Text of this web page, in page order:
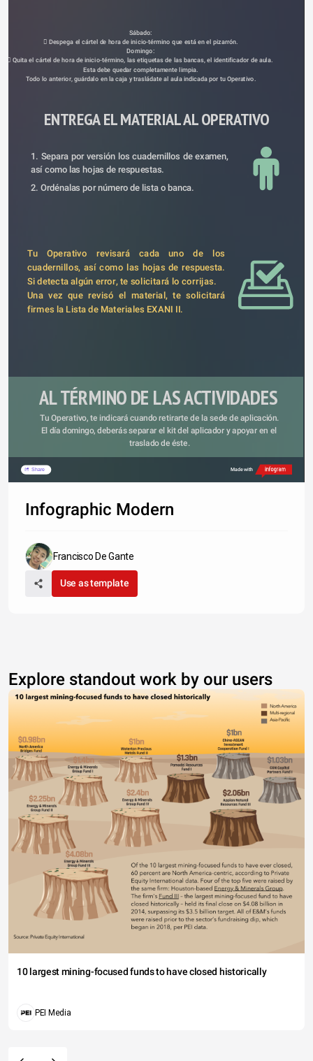
Sábado:
 Despega el cártel de hora de inicio-término que está en el pizarrón.
Domingo:
 Quita el cártel de hora de inicio-término, las etiquetas de las bancas, el identificador de aula.
Esta debe quedar completamente limpia.
Todo lo anterior, guárdalo en la caja y trasládate al aula indicada por tu Operativo.
ENTREGA EL MATERIAL AL OPERATIVO
1. Separa por versión los cuadernillos de examen,
así como las hojas de respuestas.
2. Ordénalas por número de lista o banca.
Tu Operativo revisará cada uno de los
cuadernillos, así como las hojas de respuesta.
Si detecta algún error, te solicitará lo corrijas.
Una vez que revisó el material, te solicitará
firmes la Lista de Materiales EXANI II.
AL TÉRMINO DE LAS ACTIVIDADES
Tu Operativo, te indicará cuando retirarte de la sede de aplicación.
El día domingo, deberás separar el kit del aplicador y apoyar en el
traslado de éste.
Share Made with
Infographic Modern
Francisco De Gante
Use as template
Explore standout work by our users
10 largest mining-focused funds to have closed historically
PEI Media